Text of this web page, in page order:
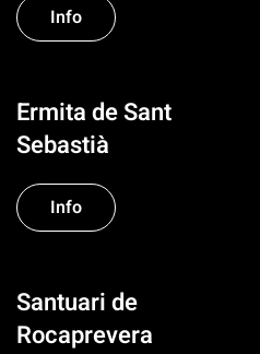
Info
Ermita de Sant
Sebastià
Info
Santuari de
Rocaprevera